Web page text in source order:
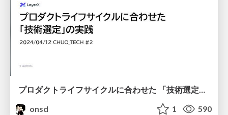
プロダクトライフサイクルに合わせた 「技術選定」の実践
onsd
1 590